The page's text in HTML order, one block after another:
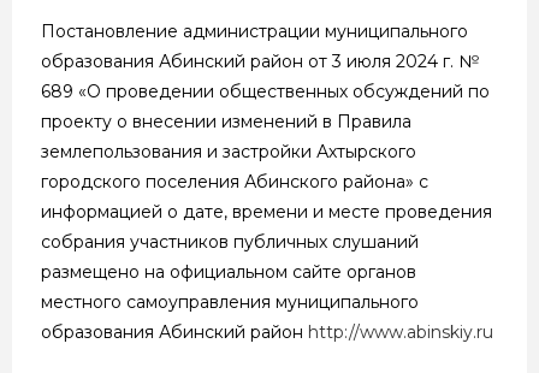
Постановление администрации муниципального
образования Абинский район от 3 июля 2024 г. №
689 «О проведении общественных обсуждений по
проекту о внесении изменений в Правила
землепользования и застройки Ахтырского
городского поселения Абинского района» с
информацией о дате, времени и месте проведения
собрания участников публичных слушаний
размещено на официальном сайте органов
местного самоуправления муниципального
образования Абинский район http://www.abinskiy.ru